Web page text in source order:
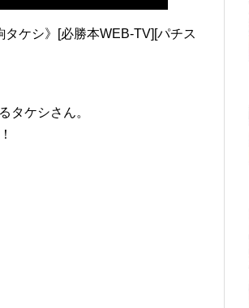
タケシ》[必勝本WEB-TV][パチス
タケシさん。